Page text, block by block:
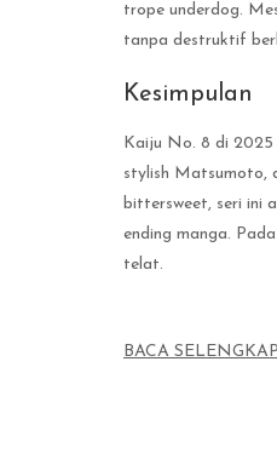
trope underdog.
tanpa destruktif
Kesimpulan
Kaiju No. 8 di 2025
stylish Matsumoto,
bittersweet, seri ini
ending manga.
telat.
BACA